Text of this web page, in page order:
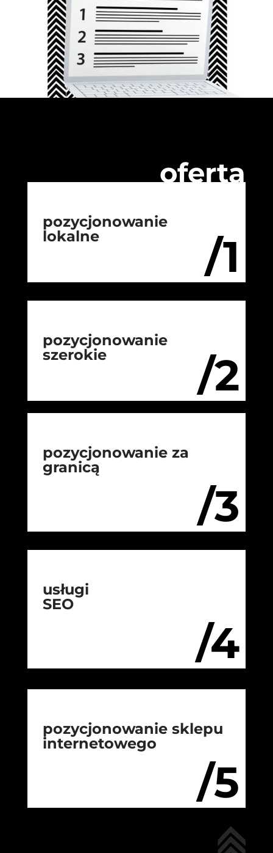
oferta
/1
pozycjonowanie
lokalne
/2
pozycjonowanie
szerokie
/3
pozycjonowanie za
granicą
/4
usługi
SEO
/5
pozycjonowanie sklepu
internetowego